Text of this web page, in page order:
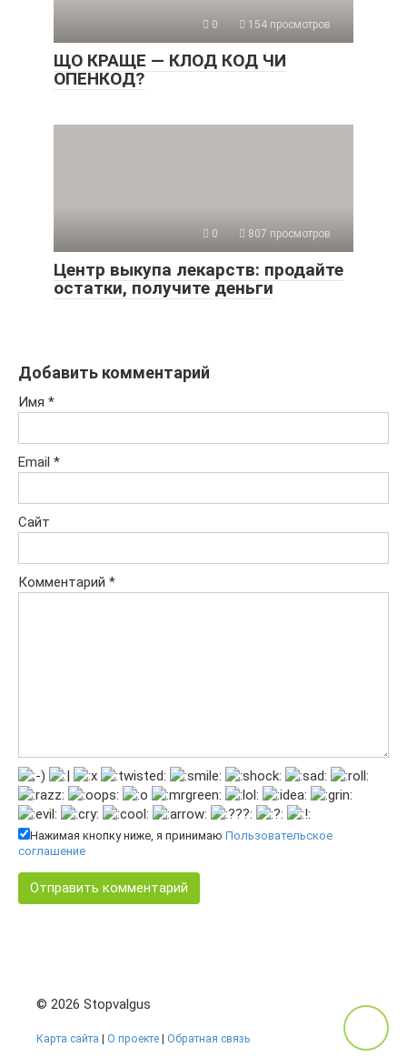
0 154 просмотров
ЩО КРАЩЕ — КЛОД КОД ЧИ
ОПЕНКОД?
0 807 просмотров
Центр выкупа лекарств: продайте
остатки, получите деньги
Добавить комментарий
Имя *
Email *
Сайт
Комментарий *
Нажимая кнопку ниже, я принимаю Пользовательское
соглашение
© 2026 Stopvalgus
Карта сайта О проекте Обратная связь